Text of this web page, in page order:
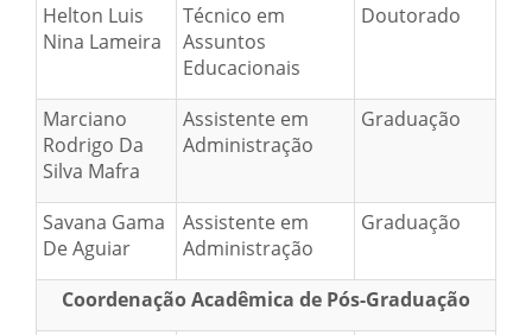
Helton Luis
Nina Lameira
Técnico em
Assuntos
Educacionais
Doutorado
Marciano
Rodrigo Da
Silva Mafra
Assistente em
Administração
Graduação
Savana Gama
De Aguiar
Assistente em
Administração
Graduação
Coordenação Acadêmica de Pós-Graduação